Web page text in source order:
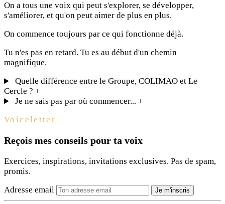
On a tous une voix qui peut s'explorer, se développer,
s'améliorer, et qu'on peut aimer de plus en plus.
On commence toujours par ce qui fonctionne déjà.
Tu n'es pas en retard. Tu es au début d'un chemin
magnifique.
Quelle différence entre le Groupe, COLIMAO et Le
Cercle ? +
Je ne sais pas par où commencer...+
Voiceletter
Reçois mes conseils pour ta voix
Exercices, inspirations, invitations exclusives. Pas de spam,
promis.
Adresse email
Je m'inscris